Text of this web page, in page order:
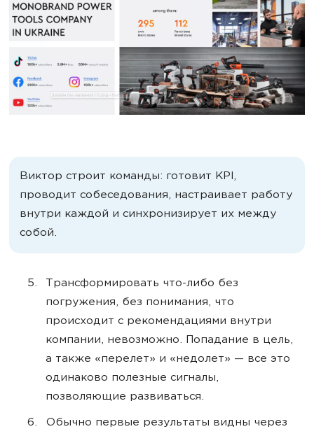
Виктор строит команды: готовит KPI,
проводит собеседования, настраивает работу
внутри каждой и синхронизирует их между
собой.
Трансформировать что-либо без
погружения, без понимания, что
происходит с рекомендациями внутри
компании, невозможно. Попадание в цель,
а также «перелет» и «недолет» — все это
одинаково полезные сигналы,
позволяющие развиваться.
Обычно первые результаты видны через